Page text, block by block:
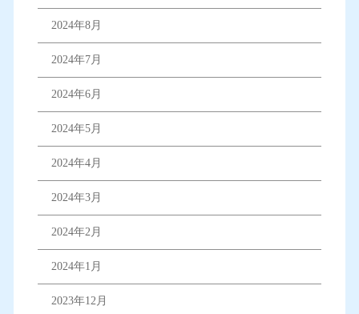
2024年8月
2024年7月
2024年6月
2024年5月
2024年4月
2024年3月
2024年2月
2024年1月
2023年12月